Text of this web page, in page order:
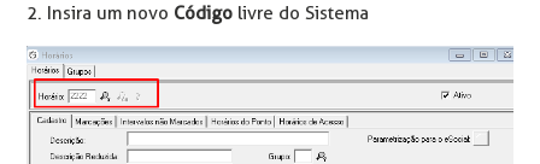
2. Insira um novo Código livre do Sistema